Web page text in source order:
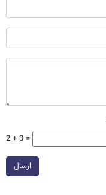
2 + 3 =
ارسال